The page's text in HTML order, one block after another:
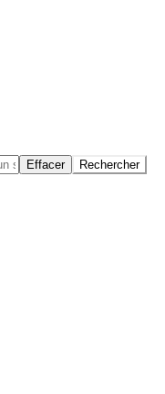
Effacer Rechercher